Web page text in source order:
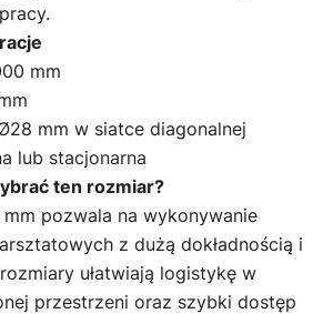
mm
mm w siatce diagonalnej
lub stacjonarna
ten rozmiar?
pozwala na wykonywanie
z dużą dokładnością i
ułatwiają logistykę w
przestrzeni oraz szybki dostęp